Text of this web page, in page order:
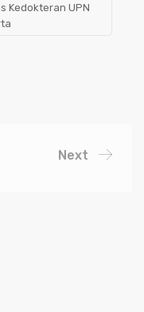
Kedokteran UPN
Next